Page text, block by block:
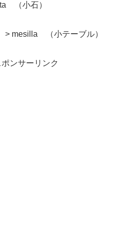
（小石）
mesilla （小テーブル）
ポンサーリンク